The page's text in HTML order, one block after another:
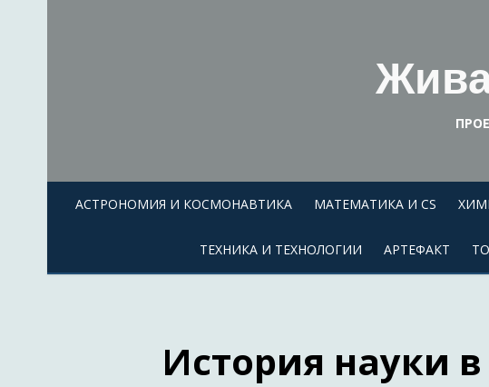
АСТРОНОМИЯ И КОСМОНАВТИКА МАТЕМАТИКА И CS
ТЕХНИКА И ТЕХНОЛОГИИ АРТЕФАКТ
История науки